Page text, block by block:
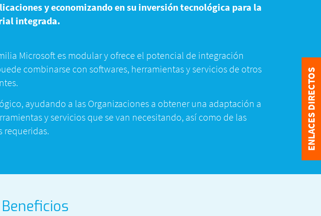
y economizando en su inversión tecnológica para la
integrada.
Microsoft es modular y ofrece el potencial de integración
combinarse con softwares, herramientas y servicios de otros
ayudando a las Organizaciones a obtener una adaptación a
y servicios que se van necesitando, así como de las
requeridas.
Beneficios
ENLACES DIRECTOS